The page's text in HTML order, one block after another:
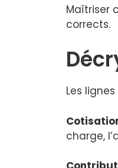
Maîtriser
corrects.
Les
charge,